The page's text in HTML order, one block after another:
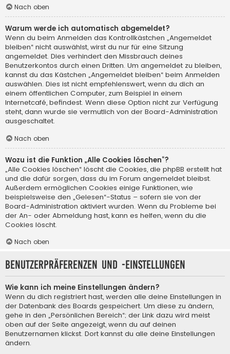
Nach oben
Warum werde ich automatisch abgemeldet?
Wenn du beim Anmelden das Kontrollkästchen „Angemeldet
bleiben“ nicht auswählst, wirst du nur für eine Sitzung
angemeldet. Dies verhindert den Missbrauch deines
Benutzerkontos durch einen Dritten. Um angemeldet zu bleiben,
kannst du das Kästchen „Angemeldet bleiben“ beim Anmelden
auswählen. Dies ist nicht empfehlenswert, wenn du dich an
einem öffentlichen Computer, zum Beispiel in einem
Internetcafé, befindest. Wenn diese Option nicht zur Verfügung
steht, dann wurde sie vermutlich von der Board-Administration
ausgeschaltet.
Nach oben
Wozu ist die Funktion „Alle Cookies löschen“?
„Alle Cookies löschen“ löscht die Cookies, die phpBB erstellt hat
und die dafür sorgen, dass du im Forum angemeldet bleibst.
Außerdem ermöglichen Cookies einige Funktionen, wie
beispielsweise den „Gelesen“-Status – sofern sie von der
Board-Administration aktiviert wurden. Wenn du Probleme bei
der An- oder Abmeldung hast, kann es helfen, wenn du die
Cookies löscht.
Nach oben
Benutzerpräferenzen und -einstellungen
Wie kann ich meine Einstellungen ändern?
Wenn du dich registriert hast, werden alle deine Einstellungen in
der Datenbank des Boards gespeichert. Um diese zu ändern,
gehe in den „Persönlichen Bereich“; der Link dazu wird meist
oben auf der Seite angezeigt, wenn du auf deinen
Benutzernamen klickst. Dort kannst du alle deine Einstellungen
ändern.